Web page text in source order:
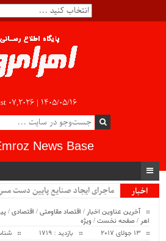
07,2026 | ۱۴۰۵/۰۵/۱۶
News Base
اخبار
ماجرای ایجاد صنایع پایین دست
آخرین عناوین اخبار / اقتصاد مقاومتی/ اقتصادی/
اهر /صفحه نخست/ ویژه
13 جولای 2017
بازدید : 1719